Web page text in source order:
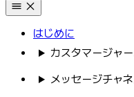
はじめに
カスタマージャ
メッセージチャ